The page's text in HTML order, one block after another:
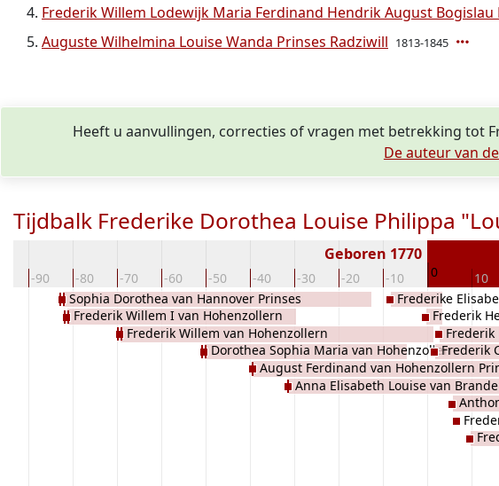
Frederik Willem Lodewijk Maria Ferdinand Hendrik August Bogislau
Auguste Wilhelmina Louise Wanda Prinses Radziwill 1813-1845
Heeft u aanvullingen, correcties of vragen met betrekking tot
De auteur van
Tijdbalk Frederike Dorothea Louise Philippa
-90 -80 -70 -60 -50 -40 -30 -20 -10 0 10
Geboren 1770
Sophia Dorothea van Hannover Prinses
van Groot-Brittannië
Frederik Willem I van Hohenzollern
Keurvorst van Brandenburg Koning van
Frederik Willem van Hohenzollern
Markgraaf van Brandenburg-Schwedt
Dorothea Sophia Maria van Hohenzollern
Prinses van PruisenAugust Ferdinand van Hohenzollern
van PruisenAnna Elisabeth Louise van
Frederike
Amalia vanFrederik
Frederik
Frederik